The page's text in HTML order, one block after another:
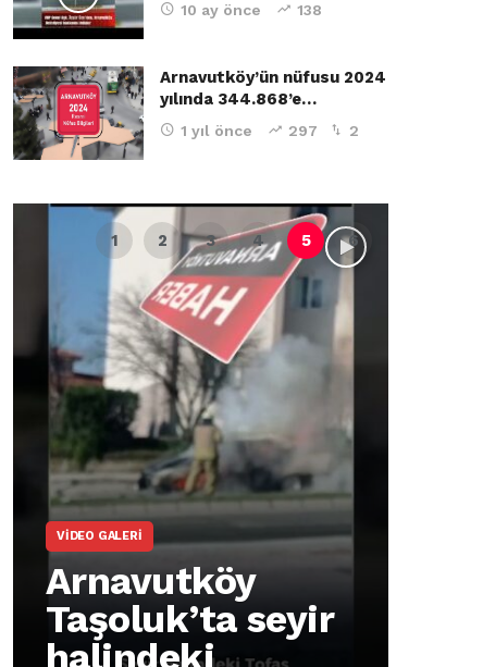
10 ay önce 138
Arnavutköy’ün nüfusu 2024
yılında 344.868’e…
1 yıl önce 297 2
VIDEO GALERI
Arnavutköy
Taşoluk’ta seyir
halindeki